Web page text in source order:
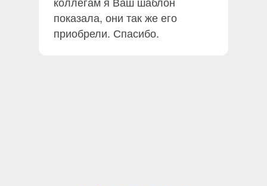
показала, они так же его
приобрели. Спасибо.